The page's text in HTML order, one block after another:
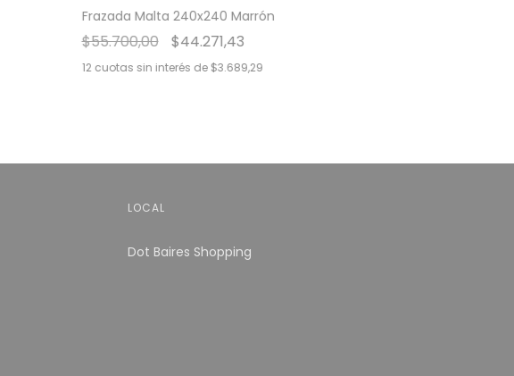
Frazada Malta 240x240 Marrón
$55.700,00 $44.271,43
12 cuotas sin interés de$3.689,29
LOCAL
Dot Baires Shopping